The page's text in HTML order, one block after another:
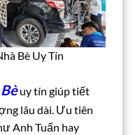
Bè Uy Tín
uy tín giúp tiết
lâu dài. Ưu tiên
Anh Tuấn hay